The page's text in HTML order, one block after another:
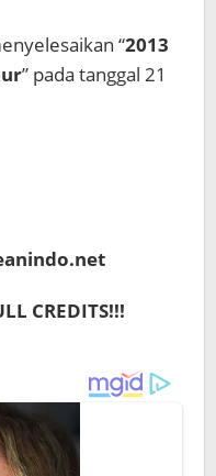
“2013
” pada tanggal 21
CREDITS!!!